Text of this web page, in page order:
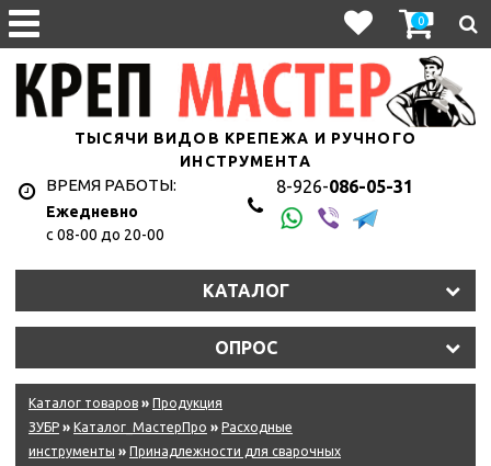
0
ТЫСЯЧИ ВИДОВ КРЕПЕЖА И РУЧНОГО
ИНСТРУМЕНТА
ВРЕМЯ РАБОТЫ:
Ежедневно
с 08-00 до 20-00
8-926-086-05-31
КАТАЛОГ
ОПРОС
Каталог товаров » Продукция
ЗУБР » Каталог_МастерПро » Расходные
инструменты » Принадлежности для сварочных